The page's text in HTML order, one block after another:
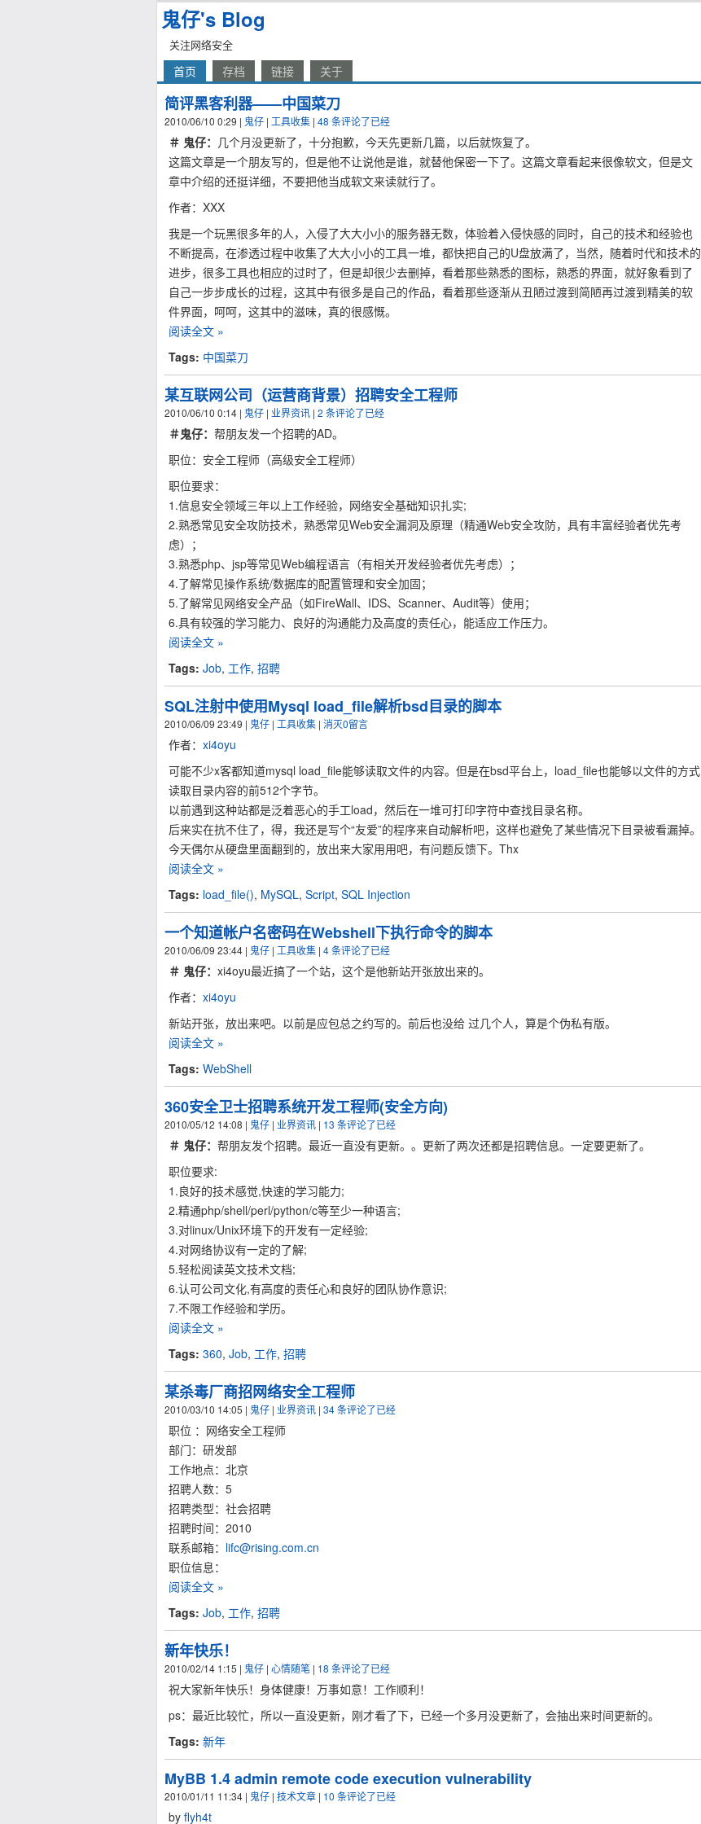
鬼仔's Blog
关注网络安全
首页 存档 链接 关于
简评黑客利器——中国菜刀
2010/06/10 0:29 | 鬼仔 | 工具收集 | 48 条评论了已经
＃ 鬼仔： 几个月没更新了，十分抱歉，今天先更新几篇，以后就恢复了。
这篇文章是一个朋友写的，但是他不让说他是谁，就替他保密一下了。这篇文章看起来很像软文，但是文
章中介绍的还挺详细，不要把他当成软文来读就行了。
作者：XXX
我是一个玩黑很多年的人，入侵了大大小小的服务器无数，体验着入侵快感的同时，自己的技术和经验也
不断提高，在渗透过程中收集了大大小小的工具一堆，都快把自己的U盘放满了，当然，随着时代和技术的
进步，很多工具也相应的过时了，但是却很少去删掉，看着那些熟悉的图标，熟悉的界面，就好象看到了
自己一步步成长的过程，这其中有很多是自己的作品，看着那些逐渐从丑陋过渡到简陋再过渡到精美的软
件界面，呵呵，这其中的滋味，真的很感慨。
阅读全文 »
Tags: 中国菜刀
某互联网公司（运营商背景）招聘安全工程师
2010/06/10 0:14 | 鬼仔 | 业界资讯 | 2 条评论了已经
＃鬼仔： 帮朋友发一个招聘的AD。
职位：安全工程师（高级安全工程师）
职位要求：
1.信息安全领域三年以上工作经验，网络安全基础知识扎实;
2.熟悉常见安全攻防技术，熟悉常见Web安全漏洞及原理（精通Web安全攻防，具有丰富经验者优先考
虑）；
3.熟悉php、jsp等常见Web编程语言（有相关开发经验者优先考虑）；
4.了解常见操作系统/数据库的配置管理和安全加固；
5.了解常见网络安全产品（如FireWall、IDS、Scanner、Audit等）使用；
6.具有较强的学习能力、良好的沟通能力及高度的责任心，能适应工作压力。
阅读全文 »
Tags: Job, 工作, 招聘
SQL注射中使用Mysql load_file解析bsd目录的脚本
2010/06/09 23:49 | 鬼仔 | 工具收集 | 消灭0留言
作者： xi4oyu
可能不少x客都知道mysql load_file能够读取文件的内容。但是在bsd平台上，load_file也能够以文件的方式
读取目录内容的前512个字节。
以前遇到这种站都是泛着恶心的手工load，然后在一堆可打印字符中查找目录名称。
后来实在抗不住了，得，我还是写个“友爱”的程序来自动解析吧，这样也避免了某些情况下目录被看漏掉。
今天偶尔从硬盘里面翻到的，放出来大家用用吧，有问题反馈下。Thx
阅读全文 »
Tags: load_file(), MySQL, Script, SQL Injection
一个知道帐户名密码在Webshell下执行命令的脚本
2010/06/09 23:44 | 鬼仔 | 工具收集 | 4 条评论了已经
＃ 鬼仔： xi4oyu最近搞了一个站，这个是他新站开张放出来的。
作者： xi4oyu
新站开张，放出来吧。以前是应包总之约写的。前后也没给 过几个人，算是个伪私有版。
阅读全文 »
Tags: WebShell
360安全卫士招聘系统开发工程师(安全方向)
2010/05/12 14:08 | 鬼仔 | 业界资讯 | 13 条评论了已经
＃ 鬼仔： 帮朋友发个招聘。最近一直没有更新。。更新了两次还都是招聘信息。一定要更新了。
职位要求:
1.良好的技术感觉,快速的学习能力;
2.精通php/shell/perl/python/c等至少一种语言;
3.对linux/Unix环境下的开发有一定经验;
4.对网络协议有一定的了解;
5.轻松阅读英文技术文档;
6.认可公司文化,有高度的责任心和良好的团队协作意识;
7.不限工作经验和学历。
阅读全文 »
Tags: 360, Job, 工作, 招聘
某杀毒厂商招网络安全工程师
2010/03/10 14:05 | 鬼仔 | 业界资讯 | 34 条评论了已经
职位 ：网络安全工程师
部门：研发部
工作地点：北京
招聘人数：5
招聘类型：社会招聘
招聘时间：2010
联系邮箱： lifc@rising.com.cn
职位信息：
阅读全文 »
Tags: Job, 工作, 招聘
新年快乐！
2010/02/14 1:15 | 鬼仔 | 心情随笔 | 18 条评论了已经
祝大家新年快乐！身体健康！万事如意！工作顺利！
ps：最近比较忙，所以一直没更新，刚才看了下，已经一个多月没更新了，会抽出来时间更新的。
Tags: 新年
MyBB 1.4 admin remote code execution vulnerability
2010/01/11 11:34 | 鬼仔 | 技术文章 | 10 条评论了已经
by flyh4t